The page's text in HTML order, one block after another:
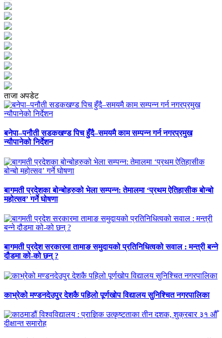
ताजा अपडेट
बनेपा–पनौती सडकखण्ड पिच हुँदै–समयमै काम सम्पन्न गर्न नगरप्रमुख
न्यौपानेको निर्देशन
बागमती प्रदेशका बोन्बोहरुको भेला सम्पन्न: तेमालमा ‘प्रथम ऐतिहासीक बोन्बो
महोत्सव’ गर्ने घोषणा
बागमती प्रदेश सरकारमा तामाङ समुदायको प्रतिनिधित्वको सवाल : मन्त्री बन्ने
दौडमा को‐को छन् ?
काभ्रेको मण्डनदेउपुर देशकै पहिलो पूर्णखोप विद्यालय सुनिश्चित नगरपालिका